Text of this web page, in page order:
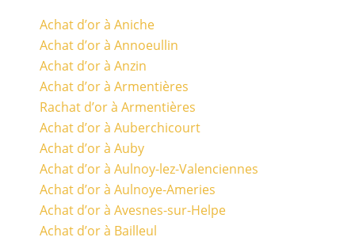
Achat d’or à Aniche
Achat d’or à Annoeullin
Achat d’or à Anzin
Achat d’or à Armentières
Rachat d’or à Armentières
Achat d’or à Auberchicourt
Achat d’or à Auby
Achat d’or à Aulnoy-lez-Valenciennes
Achat d’or à Aulnoye-Ameries
Achat d’or à Avesnes-sur-Helpe
Achat d’or à Bailleul